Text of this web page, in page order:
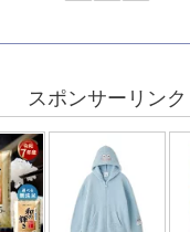
スポンサーリンク